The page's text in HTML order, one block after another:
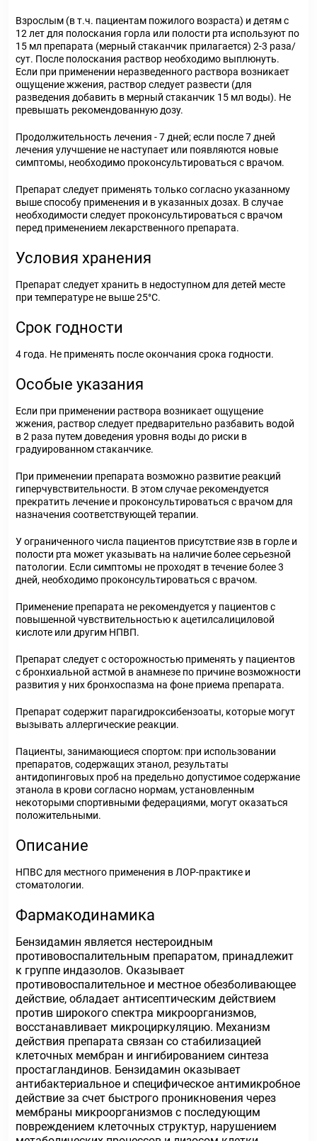
Взрослым (в т.ч. пациентам пожилого возраста) и детям с
12 лет для полоскания горла или полости рта используют по
15 мл препарата (мерный стаканчик прилагается) 2-3 раза/
сут. После полоскания раствор необходимо выплюнуть.
Если при применении неразведенного раствора возникает
ощущение жжения, раствор следует развести (для
разведения добавить в мерный стаканчик 15 мл воды). Не
превышать рекомендованную дозу.
Продолжительность лечения - 7 дней; если после 7 дней
лечения улучшение не наступает или появляются новые
симптомы, необходимо проконсультироваться с врачом.
Препарат следует применять только согласно указанному
выше способу применения и в указанных дозах. В случае
необходимости следует проконсультироваться с врачом
перед применением лекарственного препарата.
Условия хранения
Препарат следует хранить в недоступном для детей месте
при температуре не выше 25°C.
Срок годности
4 года. Не применять после окончания срока годности.
Особые указания
Если при применении раствора возникает ощущение
жжения, раствор следует предварительно разбавить водой
в 2 раза путем доведения уровня воды до риски в
градуированном стаканчике.
При применении препарата возможно развитие реакций
гиперчувствительности. В этом случае рекомендуется
прекратить лечение и проконсультироваться с врачом для
назначения соответствующей терапии.
У ограниченного числа пациентов присутствие язв в горле и
полости рта может указывать на наличие более серьезной
патологии. Если симптомы не проходят в течение более 3
дней, необходимо проконсультироваться с врачом.
Применение препарата не рекомендуется у пациентов с
повышенной чувствительностью к ацетилсалициловой
кислоте или другим НПВП.
Препарат следует с осторожностью применять у пациентов
с бронхиальной астмой в анамнезе по причине возможности
развития у них бронхоспазма на фоне приема препарата.
Препарат содержит парагидроксибензоаты, которые могут
вызывать аллергические реакции.
Пациенты, занимающиеся спортом: при использовании
препаратов, содержащих этанол, результаты
антидопинговых проб на предельно допустимое содержание
этанола в крови согласно нормам, установленным
некоторыми спортивными федерациями, могут оказаться
положительными.
Описание
НПВС для местного применения в ЛОР-практике и
стоматологии.
Фармакодинамика
Бензидамин является нестероидным
противовоспалительным препаратом, принадлежит
к группе индазолов. Оказывает
противовоспалительное и местное обезболивающее
действие, обладает антисептическим действием
против широкого спектра микроорганизмов,
восстанавливает микроциркуляцию. Механизм
действия препарата связан со стабилизацией
клеточных мембран и ингибированием синтеза
простагландинов. Бензидамин оказывает
антибактериальное и специфическое антимикробное
действие за счет быстрого проникновения через
мембраны микроорганизмов с последующим
повреждением клеточных структур, нарушением